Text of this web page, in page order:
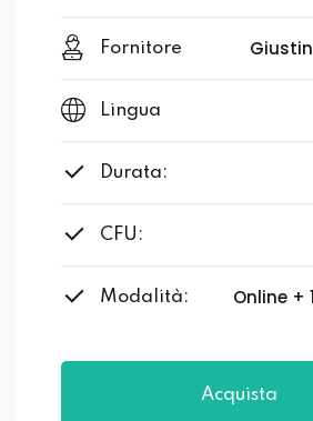
Fornitore
Lingua
Durata:
CFU:
Modalità: Online +
Acquista